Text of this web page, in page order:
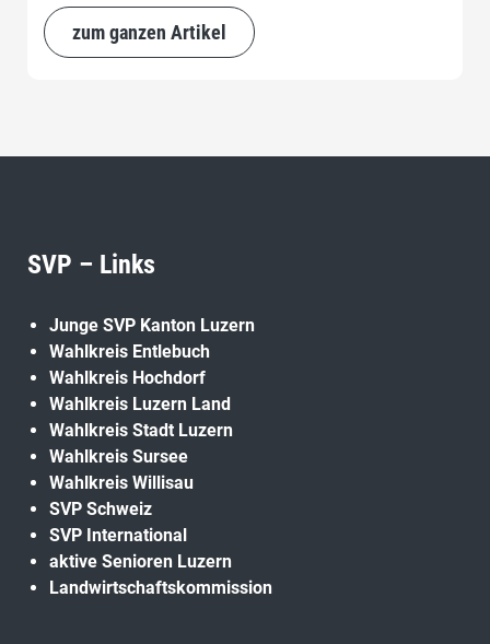
zum ganzen Artikel
SVP – Links
Junge SVP Kanton Luzern
Wahlkreis Entlebuch
Wahlkreis Hochdorf
Wahlkreis Luzern Land
Wahlkreis Stadt Luzern
Wahlkreis Sursee
Wahlkreis Willisau
SVP Schweiz
SVP International
aktive Senioren Luzern
Landwirtschaftskommission